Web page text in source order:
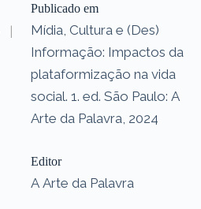
|
Publicado em
Mídia, Cultura e (Des)
Informação: Impactos da
plataformização na vida
social. 1. ed. São Paulo: A
Arte da Palavra, 2024
Editor
A Arte da Palavra